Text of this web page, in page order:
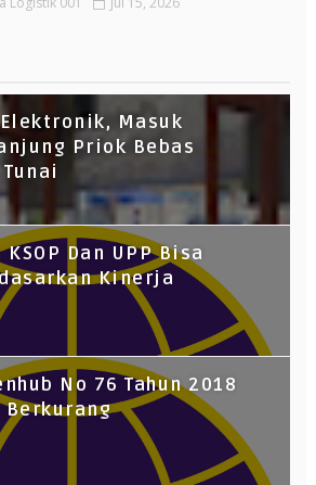
Masuk
Priok Bebas
Dan UPP Bisa
Kinerja
No 76 Tahun 2018
Berkurang